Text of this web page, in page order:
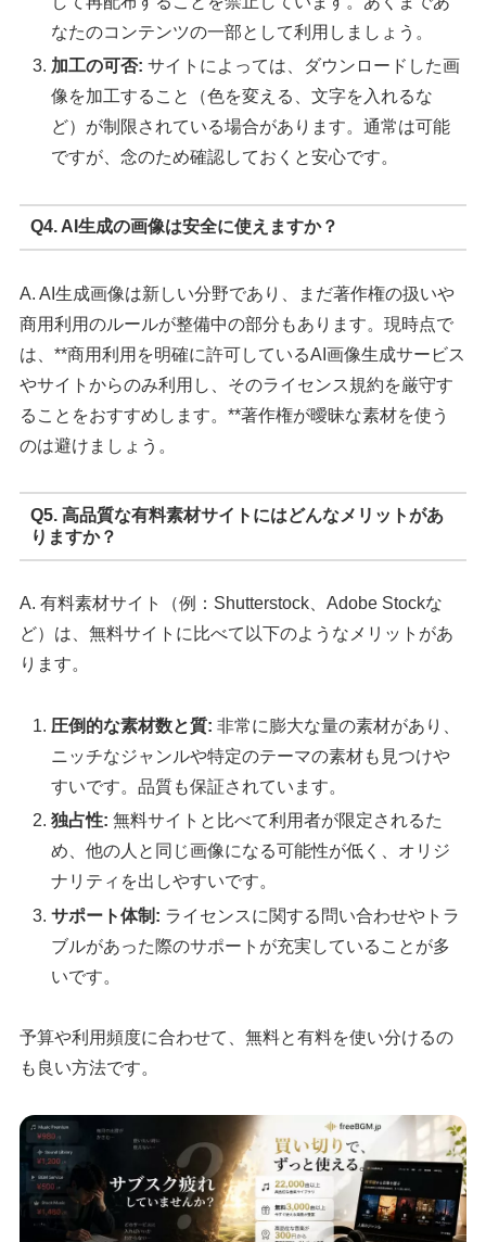
なたのコンテンツの一部として利用しましょう。
加工の可否: サイトによっては、ダウンロードした画
像を加工すること（色を変える、文字を入れるな
ど）が制限されている場合があります。通常は可能
ですが、念のため確認しておくと安心です。
Q4. AI生成の画像は安全に使えますか？
A. AI生成画像は新しい分野であり、まだ著作権の扱いや
商用利用のルールが整備中の部分もあります。現時点で
は、**商用利用を明確に許可しているAI画像生成サービス
やサイトからのみ利用し、そのライセンス規約を厳守す
ることをおすすめします。**著作権が曖昧な素材を使う
のは避けましょう。
Q5. 高品質な有料素材サイトにはどんなメリットがあ
りますか？
A. 有料素材サイト（例：Shutterstock、Adobe Stockな
ど）は、無料サイトに比べて以下のようなメリットがあ
ります。
圧倒的な素材数と質: 非常に膨大な量の素材があり、
ニッチなジャンルや特定のテーマの素材も見つけや
すいです。品質も保証されています。
独占性: 無料サイトと比べて利用者が限定されるた
め、他の人と同じ画像になる可能性が低く、オリジ
ナリティを出しやすいです。
サポート体制: ライセンスに関する問い合わせやトラ
ブルがあった際のサポートが充実していることが多
いです。
予算や利用頻度に合わせて、無料と有料を使い分けるの
も良い方法です。